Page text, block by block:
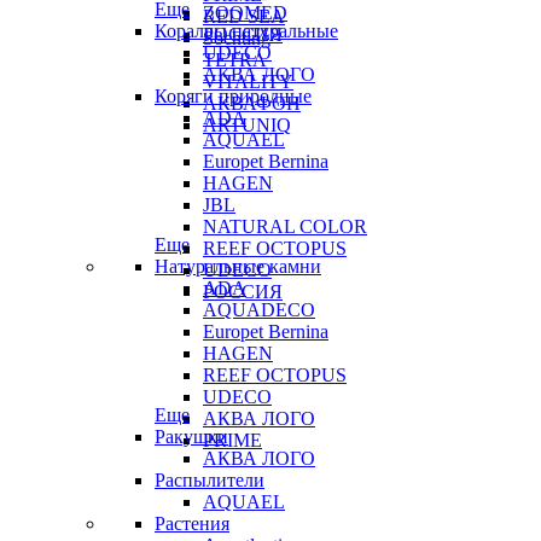
RED SEA
Sochting
TETRA
VITALITY
АКВАФОН
ARTUNIQ
ZOOMED
РОССИЯ
Еще
Кораллы натуральные
UDECO
АКВА ЛОГО
Коряги природные
ADA
AQUAEL
Europet Bernina
HAGEN
JBL
NATURAL COLOR
REEF OCTOPUS
UDECO
РОССИЯ
Еще
Натуральные камни
ADA
AQUADECO
Europet Bernina
HAGEN
REEF OCTOPUS
UDECO
АКВА ЛОГО
PRIME
Еще
Ракушки
АКВА ЛОГО
Распылители
AQUAEL
Растения